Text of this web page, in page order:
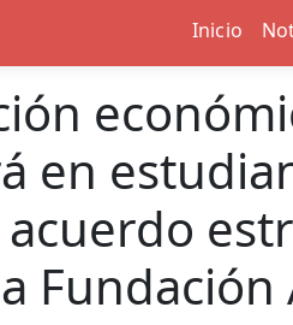
Inicio
en
acuerdo